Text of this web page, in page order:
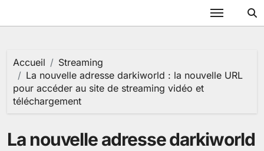
Accueil
Streaming
La nouvelle adresse darkiworld : la nouvelle URL
pour accéder au site de streaming vidéo et
téléchargement
La nouvelle adresse darkiworld